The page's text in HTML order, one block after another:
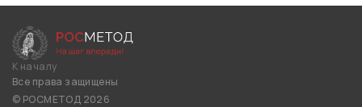
К началу
Все права защищены
© РОСМЕТОД 2026